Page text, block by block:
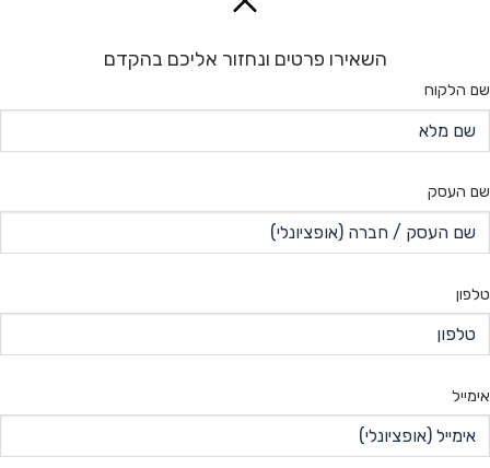
השאירו פרטים ונחזור אליכם בהקדם
שם הלקוח
שם העסק
טלפון
אימייל